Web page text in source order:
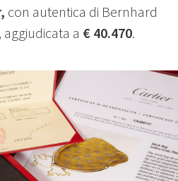
con autentica di Bernhard
aggiudicata a € 40.470.